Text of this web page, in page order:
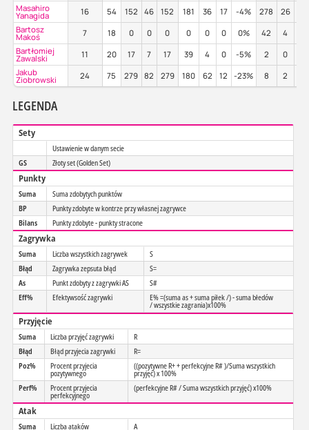
Masahiro
Yanagida 16 54 152 46 152 181 36 17 -4% 278 26
Bartosz
Makoś 7 18 0 0 0 0 0 0 0% 42 4
Bartłomiej
Zawalski 11 20 17 7 17 39 4 0 -5% 2 0
Jakub
Ziobrowski 24 75 279 82 279 180 62 12 -23% 8 2
LEGENDA
Sety
Ustawienie w danym secie
GS
Złoty set (Golden Set)
Punkty
Suma
Suma zdobytych punktów
BP
Punkty zdobyte w kontrze przy własnej zagrywce
Bilans
Punkty zdobyte - punkty stracone
Zagrywka
Suma Liczba wszystkich zagrywek
S
Błąd
Zagrywka zepsuta błąd
S=
As
Punkt zdobyty z zagrywki AS
S#
Eff%
Efektywsość zagrywki E% =(suma as + suma piłek /) - suma błedów
/ wszystkie zagrania)x100%
Przyjęcie
Suma Liczba przyjęć zagrywki
R
Błąd
Błąd przyjecia zagrywki
R=
Poz%
Procent przyjecia
pozytywnego
((pozytywne R+ + perfekcyjne R# )/Suma wszystkich
przyjęć) x 100%
Perf%
Procent przyjecia
perfekcyjnego
(perfekcyjne R# / Suma wszystkich przyjęć) x100%
Atak
Suma Liczba ataków A